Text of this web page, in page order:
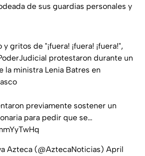
de sus guardias personales y
gritos de "¡fuera! ¡fuera! ¡fuera!",
protestaron durante un
la ministra Lenia Batres en
previamente sostener un
para pedir que se…
Azteca (@AztecaNoticias) April